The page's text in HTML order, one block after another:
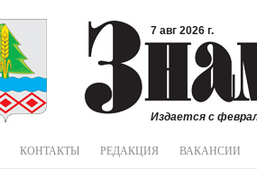
7 авг 2026 г.
Издается с
КОНТАКТЫ РЕДАКЦИЯ ВАКАНСИИ